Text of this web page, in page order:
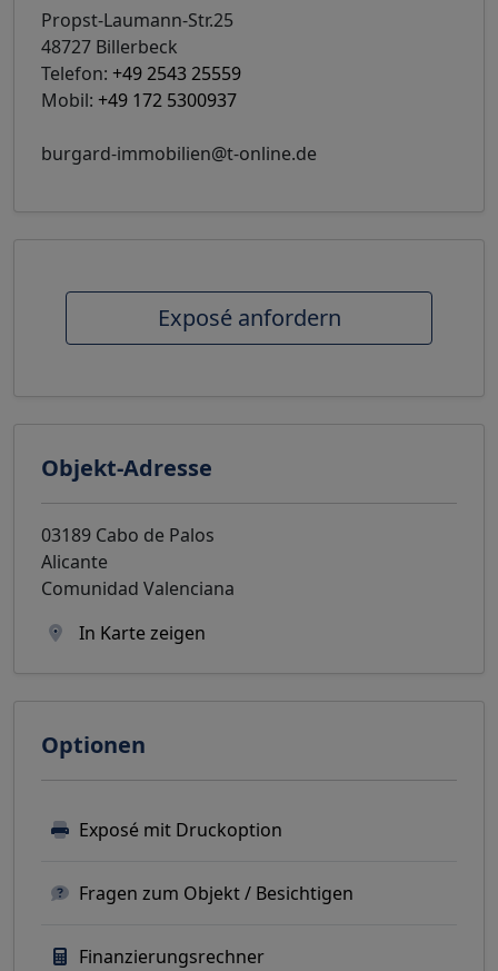
Propst-Laumann-Str.25
48727 Billerbeck
Telefon: +49 2543 25559
Mobil: +49 172 5300937
burgard-immobilien@t-online.de
Exposé anfordern
Objekt-Adresse
03189 Cabo de Palos
Alicante
Comunidad Valenciana
In Karte zeigen
Optionen
Exposé mit Druckoption
Fragen zum Objekt / Besichtigen
Finanzierungsrechner